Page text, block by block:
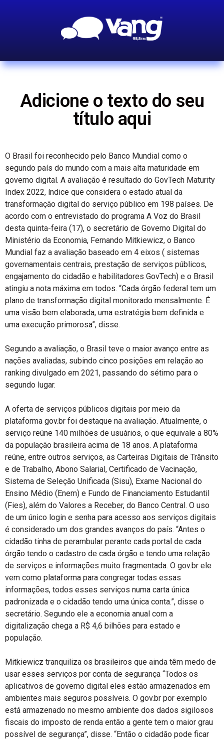
Adicione o texto do seu
título aqui
O Brasil foi reconhecido pelo Banco Mundial como o
segundo país do mundo com a mais alta maturidade em
governo digital. A avaliação é resultado do GovTech Maturity
Index 2022, índice que considera o estado atual da
transformação digital do serviço público em 198 países. De
acordo com o entrevistado do programa A Voz do Brasil
desta quinta-feira (17), o secretário de Governo Digital do
Ministério da Economia, Fernando Mitkiewicz, o Banco
Mundial faz a avaliação baseado em 4 eixos ( sistemas
governamentais centrais, prestação de serviços públicos,
engajamento do cidadão e habilitadores GovTech) e o Brasil
atingiu a nota máxima em todos. “Cada órgão federal tem um
plano de transformação digital monitorado mensalmente. É
uma visão bem elaborada, uma estratégia bem definida e
uma execução primorosa”, disse.
Segundo a avaliação, o Brasil teve o maior avanço entre as
nações avaliadas, subindo cinco posições em relação ao
ranking divulgado em 2021, passando do sétimo para o
segundo lugar.
A oferta de serviços públicos digitais por meio da
plataforma gov.br foi destaque na avaliação. Atualmente, o
serviço reúne 140 milhões de usuários, o que equivale a 80%
da população brasileira acima de 18 anos. A plataforma
reúne, entre outros serviços, as Carteiras Digitais de Trânsito
e de Trabalho, Abono Salarial, Certificado de Vacinação,
Sistema de Seleção Unificada (Sisu), Exame Nacional do
Ensino Médio (Enem) e Fundo de Financiamento Estudantil
(Fies), além do Valores a Receber, do Banco Central. O uso
de um único login e senha para acesso aos serviços digitais
é considerado um dos grandes avanços do país. “Antes o
cidadão tinha de perambular perante cada portal de cada
órgão tendo o cadastro de cada órgão e tendo uma relação
de serviços e informações muito fragmentada. O gov.br ele
vem como plataforma para congregar todas essas
informações, todos esses serviços numa carta única
padronizada e o cidadão tendo uma única conta.”, disse o
secretário. Segundo ele a economia anual com a
digitalização chega a R$ 4,6 bilhões para estado e
população.
Mitkiewicz tranquiliza os brasileiros que ainda têm medo de
usar esses serviços por conta de segurança “Todos os
aplicativos de governo digital eles estão armazenados em
ambientes mais seguros possíveis. O gov.br por exemplo
está armazenado no mesmo ambiente dos dados sigilosos
fiscais do imposto de renda então a gente tem o maior grau
possível de segurança”, disse. “Então o cidadão pode ficar